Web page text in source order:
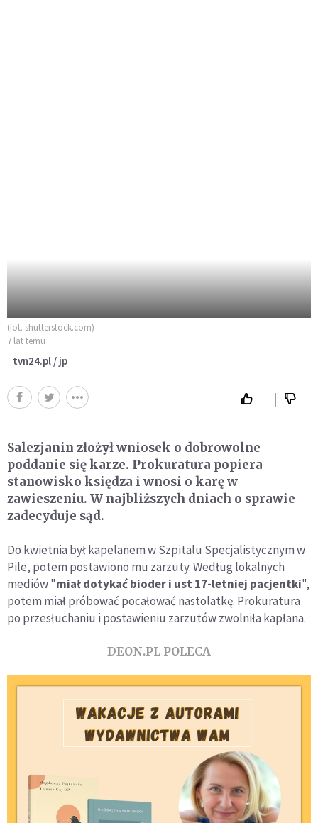
(fot. shutterstock.com)
7 lat temu
tvn24.pl / jp
Salezjanin złożył wniosek o dobrowolne
poddanie się karze. Prokuratura popiera
stanowisko księdza i wnosi o karę w
zawieszeniu. W najbliższych dniach o sprawie
zadecyduje sąd.
Do kwietnia był kapelanem w Szpitalu Specjalistycznym w
Pile, potem postawiono mu zarzuty. Według lokalnych
mediów "miał dotykać bioder i ust 17-letniej pacjentki",
potem miał próbować pocałować nastolatkę. Prokuratura
po przesłuchaniu i postawieniu zarzutów zwolniła kapłana.
DEON.PL POLECA